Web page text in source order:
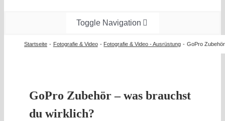
Toggle Navigation
Start
Foto & Video
Nachhaltigkeit
Startseite Fotografie & Video Fotografie & Video - Ausrüstung GoPro
GoPro Zubehör – was brauchst
du wirklich?